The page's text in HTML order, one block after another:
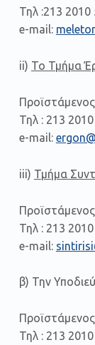
Τηλ :213 2010
e-mail:
ii) Το Τμήμα
Τηλ : 213
e-mail:
iii) Τμήμα
Τηλ : 213
e-mail:
β) Την
Τηλ : 213